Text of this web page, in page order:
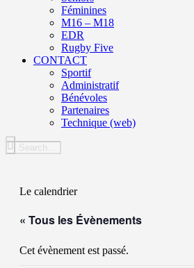
Féminines
M16 – M18
EDR
Rugby Five
CONTACT
Sportif
Administratif
Bénévoles
Partenaires
Technique (web)
Le calendrier
« Tous les Évènements
Cet évènement est passé.